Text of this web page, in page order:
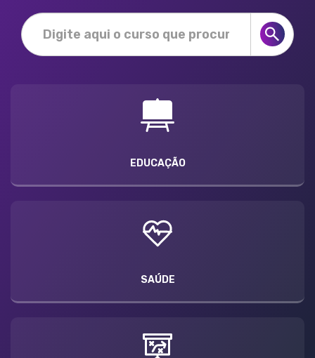
EDUCAÇÃO
SAÚDE